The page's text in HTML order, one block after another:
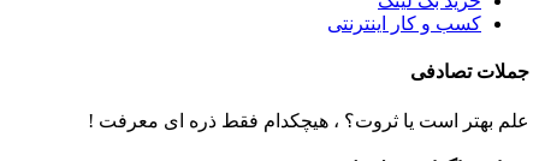
کسب و کار اینترنتی
جملات تصادفی
علم بهتر است یا ثروت؟ ، هیچکدام فقط ذره ای معرفت !